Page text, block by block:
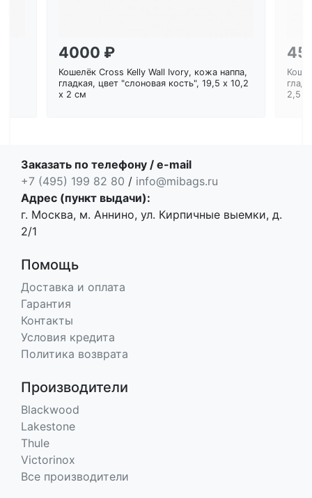
4000 ₽
Кошелёк Cross Kelly Wall Ivory, кожа наппа,
гладкая, цвет "слоновая кость", 19,5 x 10,2
x 2 см
2,5
Заказать по телефону / e-mail
+7 (495) 199 82 80 / info@mibags.ru
Адрес (пункт выдачи):
г. Москва, м. Аннино, ул. Кирпичные выемки, д.
2/1
Помощь
Доставка и оплата
Гарантия
Контакты
Условия кредита
Политика возврата
Производители
Blackwood
Lakestone
Thule
Victorinox
Все производители